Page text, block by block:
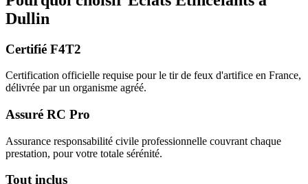
Dullin
Certifié F4T2
Certification officielle requise pour le tir de feux d'artifice en France,
délivrée par un organisme agréé.
Assuré RC Pro
Assurance responsabilité civile professionnelle couvrant chaque
prestation, pour votre totale sérénité.
Tout inclus